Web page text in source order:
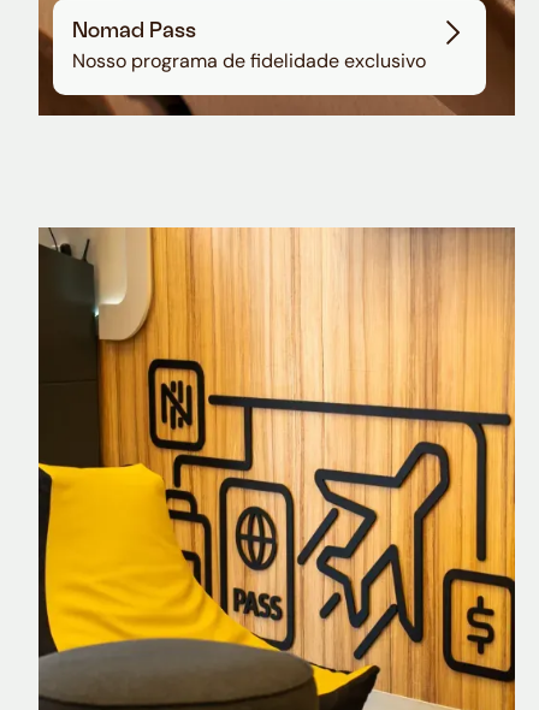
Nomad Pass
Nosso programa de fidelidade exclusivo
Nomad Explorer
Cartão de crédito brasileiro com cashback
em dólar